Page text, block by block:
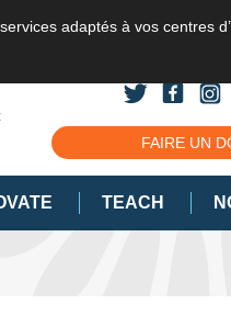
adaptés à vos centres
FAIRE UN
TEACH